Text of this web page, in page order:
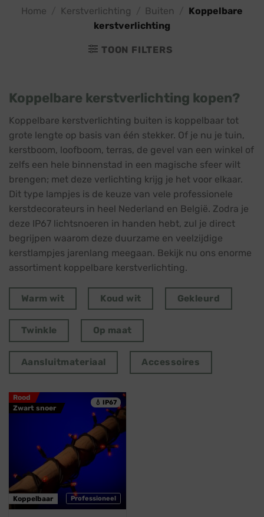
Home Kerstverlichting Buiten
Koppelbare
kerstverlichting
TOON FILTERS
Koppelbare kerstverlichting kopen?
Koppelbare kerstverlichting buiten is koppelbaar tot
grote lengte op basis van één stekker. Of je nu je tuin,
kerstboom, loofboom, terras, de gevel van een winkel of
zelfs een hele binnenstad in een magische sfeer wilt
brengen; met deze verlichting krijg je het voor elkaar.
Dit type lampjes is de keuze van vele professionele
kerstdecorateurs in heel Nederland en België. Zodra je
deze IP67 lichtsnoeren in handen hebt, zul je direct
begrijpen waarom deze duurzame en veelzijdige
kerstlampjes jarenlang meegaan. Bekijk nu ons enorme
assortiment koppelbare kerstverlichting.
Warm wit Koud wit Gekleurd
Twinkle Op maat
Aansluitmateriaal Accessoires
💧 IP67
Rood
Zwart snoer
Professioneel
Koppelbaar